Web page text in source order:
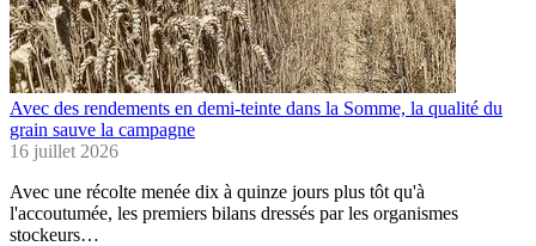
Avec des rendements en demi-teinte dans la Somme, la qualité du
grain sauve la campagne
16 juillet 2026
Avec une récolte menée dix à quinze jours plus tôt qu'à
l'accoutumée, les premiers bilans dressés par les organismes
stockeurs…